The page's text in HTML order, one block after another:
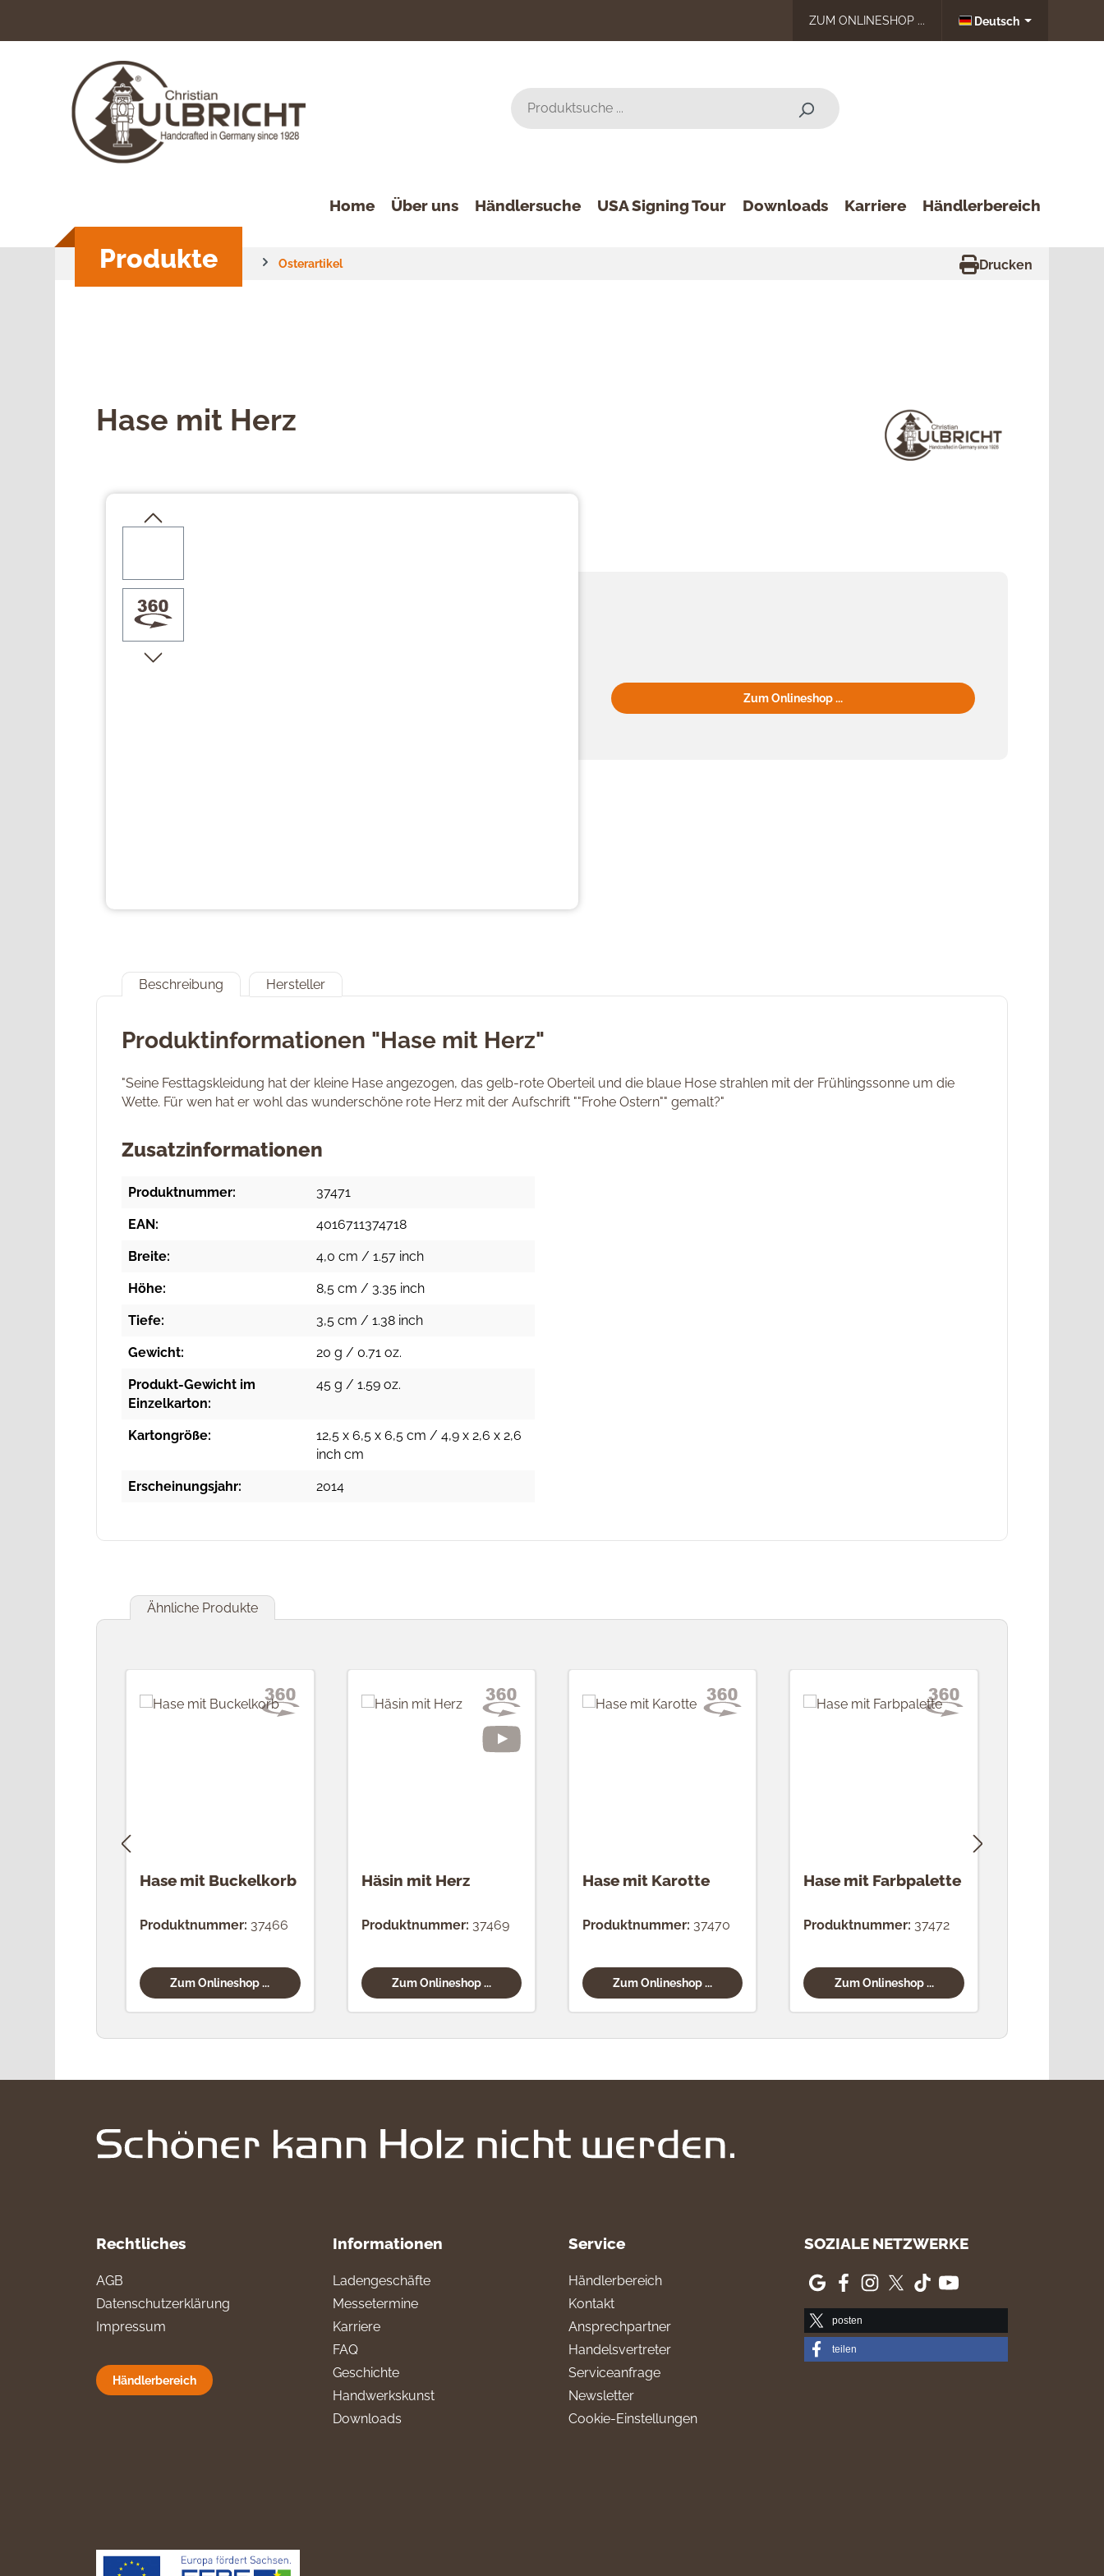
ZUM ONLINESHOP ... Deutsch
Home
Produkte
Über uns Händlersuche USA Signing Tour Downloads Karriere Händlerbereich
Osterartikel Drucken
Hase mit Herz
Zum Onlineshop ...
Beschreibung Hersteller
Produktinformationen "Hase mit Herz"
"Seine Festtagskleidung hat der kleine Hase angezogen, das gelb-rote Oberteil und die blaue Hose strahlen mit der Frühlingssonne um die
Wette. Für wen hat er wohl das wunderschöne rote Herz mit der Aufschrift ""Frohe Ostern"" gemalt?"
Zusatzinformationen
Produktnummer: 37471
EAN: 4016711374718
Breite: 4,0 cm / 1.57 inch
Höhe: 8,5 cm / 3.35 inch
Tiefe: 3,5 cm / 1.38 inch
Gewicht: 20 g / 0.71 oz.
Produkt-Gewicht im
Einzelkarton:
45 g / 1.59 oz.
Kartongröße:
12,5 x 6,5 x 6,5 cm / 4,9 x 2,6 x 2,6
inch cm
Erscheinungsjahr: 2014
Ähnliche Produkte
Hase mit Buckelkorb
Produktnummer: 37466
Zum Onlineshop ...
Häsin mit Herz
Produktnummer: 37469
Zum Onlineshop ...
Hase mit Karotte
Produktnummer: 37470
Zum Onlineshop ...
Hase mit Farbpalette
Produktnummer: 37472
Zum Onlineshop ...
Rechtliches
AGB
Datenschutzerklärung
Impressum
Händlerbereich
Informationen
Ladengeschäfte
Messetermine
Karriere
FAQ
Geschichte
Handwerkskunst
Downloads
Service
Händlerbereich
Kontakt
Ansprechpartner
Handelsvertreter
Serviceanfrage
Newsletter
Cookie-Einstellungen
SOZIALE NETZWERKE
posten
teilen